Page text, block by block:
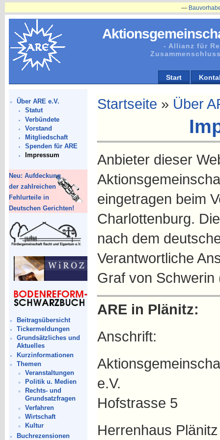
- Allianz für
Start
Über ARE e.V.
Statut
Verbündete
Vorstand
Mitgliedschaft
Spenden für ARE
Impressum
Neu: Aufdeckung
der zahlreichen
Fehlurteile in
Deutschen Gerichten!
Beitragsübersicht
Tickermeldungen
Grundsätzliches und
Aktuelles
Kurzinformationen
Themen
Veranstaltungen
Politik u. Medien
Rechts- und
Grundsatzfragen
Verfahren
Wirtschaft
Kultur
Buchrezensionen
Bauvorhaben in
Startseite » Über
Anbieter dieser
eingetragen beim
Charlottenburg.
nach dem
Verantwortliche
Graf von Schwerin
ARE in Plänitz:
Anschrift:
e.V.
Hofstrasse 5
Herrenhaus Plänitz